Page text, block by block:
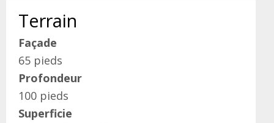
Terrain
Façade
65 pieds
Profondeur
100 pieds
Superficie